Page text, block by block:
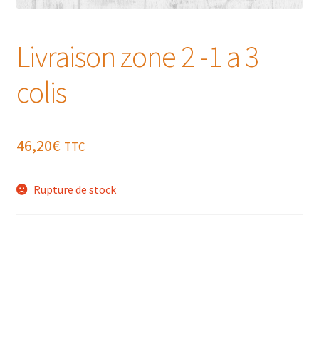
Livraison zone 2 -1 a 3
colis
46,20€ TTC
Rupture de stock